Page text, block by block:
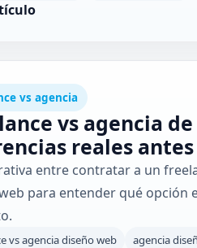
vs agencia
vs agencia
reales
entre contratar a un
para entender qué opción
vs agencia diseño web agencia